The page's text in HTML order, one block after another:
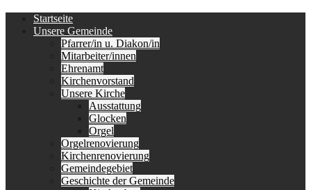
Erstes
Menü
Startseite
Unsere Gemeinde
Pfarrer/in u. Diakon/in
Mitarbeiter/innen
Ehrenamt
Kirchenvorstand
Unsere Kirche
Ausstattung
Glocken
Orgel
Orgelrenovierung
Kirchenrenovierung
Gemeindegebiet
Geschichte der Gemeinde